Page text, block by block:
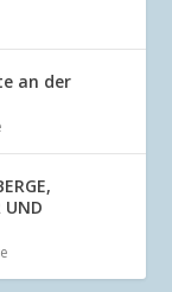
an der
UND